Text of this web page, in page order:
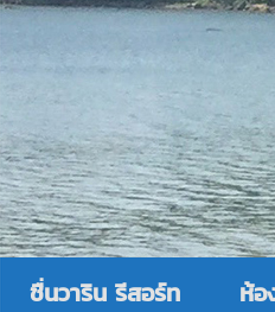
ชื่นวาริน รีสอร์ท ห้